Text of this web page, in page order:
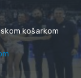
košarkom